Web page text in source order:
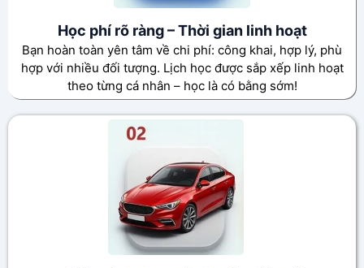
Học phí rõ ràng – Thời gian linh hoạt
Bạn hoàn toàn yên tâm về chi phí: công khai, hợp lý, phù
hợp với nhiều đối tượng. Lịch học được sắp xếp linh hoạt
theo từng cá nhân – học là có bằng sớm!